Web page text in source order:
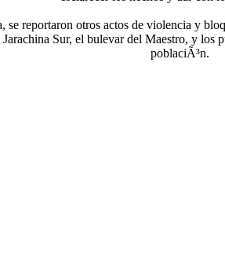
se reportaron otros actos de violencia y
Sur, el bulevar del Maestro, y los
poblaciÃ³n.